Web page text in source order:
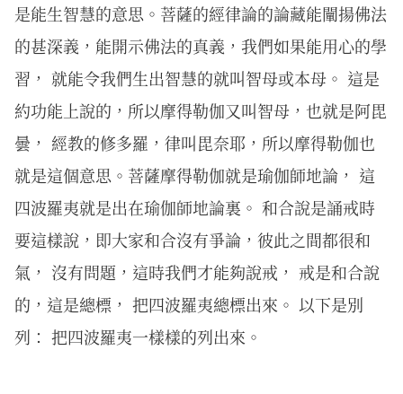
是能生智慧的意思。菩薩的經律論的論藏能闡揚佛法
的甚深義，能開示佛法的真義，我們如果能用心的學
習， 就能令我們生出智慧的就叫智母或本母。 這是
約功能上說的，所以摩得勒伽又叫智母，也就是阿毘
曇， 經教的修多羅，律叫毘奈耶，所以摩得勒伽也
就是這個意思。菩薩摩得勒伽就是瑜伽師地論， 這
四波羅夷就是出在瑜伽師地論裏。 和合說是誦戒時
要這樣說，即大家和合沒有爭論，彼此之間都很和
氣， 沒有問題，這時我們才能夠說戒， 戒是和合說
的，這是總標， 把四波羅夷總標出來。 以下是別
列： 把四波羅夷一樣樣的列出來。